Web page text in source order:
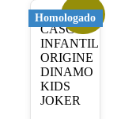
¡Oferta!
Homologado
Este
producto
tiene
múltiples
variantes.
Las
opciones